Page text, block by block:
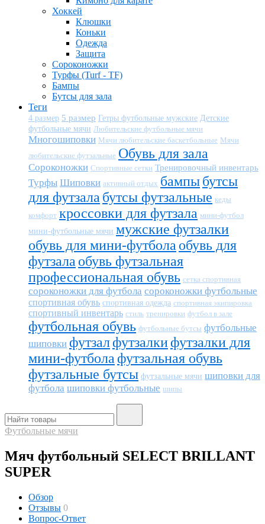
Хоккей
Клюшки
Коньки
Одежда
Защита
Сороконожки
Турфы (Turf - TF)
Бампы
Бутсы для зала
Теги
4 размер 5 размер Гетры футбольные мужские Детские
футбольные мячи Любительские футбольные мячи
Многошиповки Мячи любительские баскетбольные Мячи
любительские футзальные Обувь для зала
Сороконожки Спортивные сетки Тренировочный инвентарь
Турфы Шиповки активный отдых бампыбутсы
для футзала бутсы футзальные кеды
комфорт кроссовки для футзала мини-футбол
мини-футбольные мячи мужские футзалки
обувь для мини-футбола обувь для
футзала обувь футзальная
профессиональная обувь сетка спортивная
сороконожки для футбола сороконожки футбольные
спортивная обувь спортивная одежда спортивная экипировка
спортивный инвентарь стиль тренировки футбол в зале
футбольная обувь футбольные бутсы футбольные
шиповки футзалфутзалкифутзалки для
мини-футбола футзальная обувь
футзальные бутсы футзальные мячи шиповки для
футбола шиповки футбольные шипы
Футбольные мячи
Мяч футбольный SELECT BRILLANT
SUPER
Обзор
Отзывы 0
Вопрос-Ответ